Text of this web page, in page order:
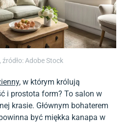
Adobe Stock
, w którym królują
i prostota form? To salon w
krasie. Głównym bohaterem
być miękka kanapa w